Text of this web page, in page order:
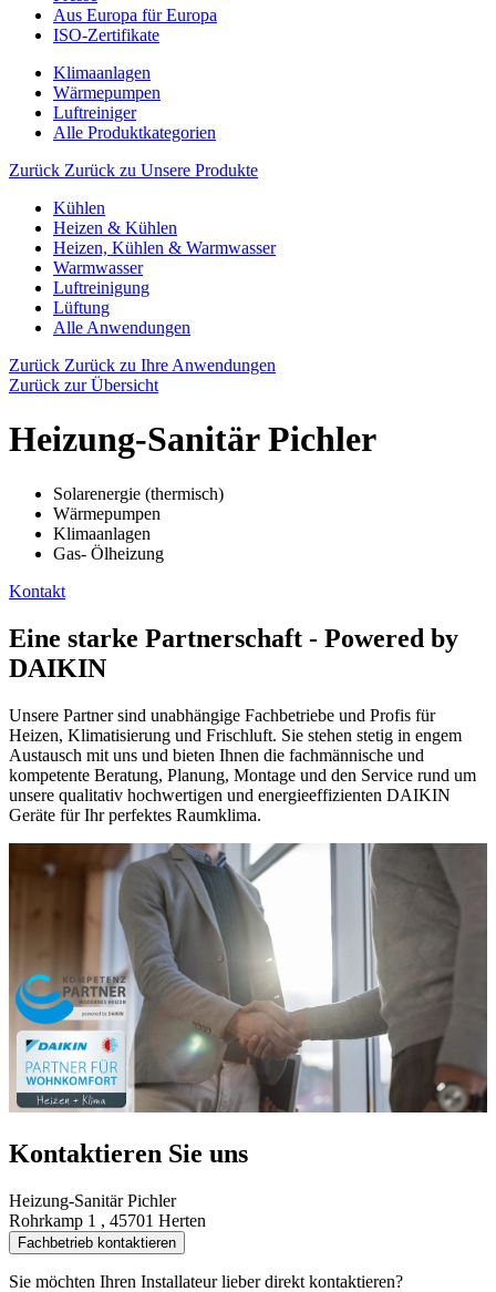
Aus Europa für Europa
ISO-Zertifikate
Klimaanlagen
Wärmepumpen
Luftreiniger
Alle Produktkategorien
Zurück Zurück zu Unsere Produkte
Kühlen
Heizen & Kühlen
Heizen, Kühlen & Warmwasser
Warmwasser
Luftreinigung
Lüftung
Alle Anwendungen
Zurück Zurück zu Ihre Anwendungen
Zurück zur Übersicht
Heizung-Sanitär Pichler
Solarenergie (thermisch)
Wärmepumpen
Klimaanlagen
Gas- Ölheizung
Kontakt
Eine starke Partnerschaft - Powered by
DAIKIN
Unsere Partner sind unabhängige Fachbetriebe und Profis für
Heizen, Klimatisierung und Frischluft. Sie stehen stetig in engem
Austausch mit uns und bieten Ihnen die fachmännische und
kompetente Beratung, Planung, Montage und den Service rund um
unsere qualitativ hochwertigen und energieeffizienten DAIKIN
Geräte für Ihr perfektes Raumklima.
Kontaktieren Sie uns
Heizung-Sanitär Pichler
Rohrkamp 1 , 45701 Herten
Fachbetrieb kontaktieren
Sie möchten Ihren Installateur lieber direkt kontaktieren?